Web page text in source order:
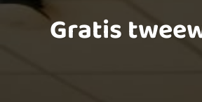
Gratis